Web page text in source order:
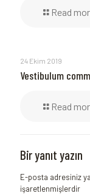
Read
24 Ekim 2019
Vestibulum
Read
Bir yanıt yazın
E-posta adresiniz
işaretlenmişlerdir